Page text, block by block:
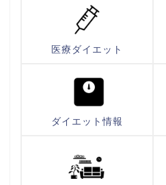
医療ダイエット
ダイエット情報